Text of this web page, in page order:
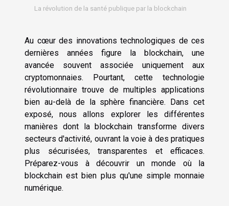
La révolution de la santé publique par la blockchain
Au cœur des innovations technologiques de ces
dernières années figure la blockchain, une
avancée souvent associée uniquement aux
cryptomonnaies. Pourtant, cette technologie
révolutionnaire trouve de multiples applications
bien au-delà de la sphère financière. Dans cet
exposé, nous allons explorer les différentes
manières dont la blockchain transforme divers
secteurs d'activité, ouvrant la voie à des pratiques
plus sécurisées, transparentes et efficaces.
Préparez-vous à découvrir un monde où la
blockchain est bien plus qu'une simple monnaie
numérique.